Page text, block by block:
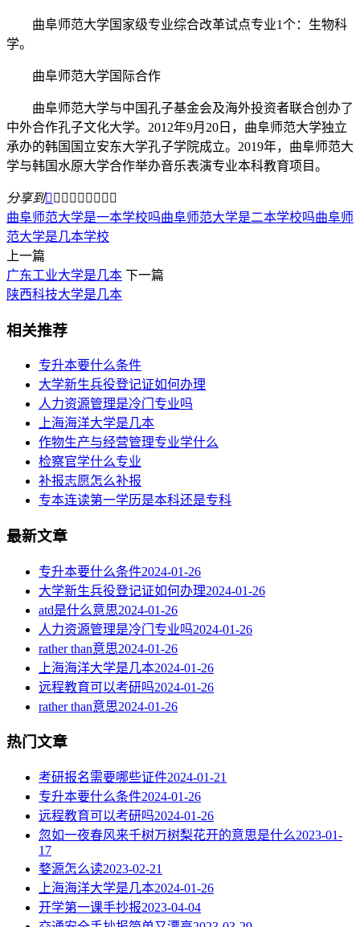
曲阜师范大学国家级专业综合改革试点专业1个：生物科
学。
曲阜师范大学国际合作
曲阜师范大学与中国孔子基金会及海外投资者联合创办了
中外合作孔子文化大学。2012年9月20日，曲阜师范大学独立
承办的韩国国立安东大学孔子学院成立。2019年，曲阜师范大
学与韩国水原大学合作举办音乐表演专业本科教育项目。
分享到        
曲阜师范大学是一本学校吗曲阜师范大学是二本学校吗曲阜师
范大学是几本学校
上一篇
广东工业大学是几本 下一篇
陕西科技大学是几本
相关推荐
专升本要什么条件
大学新生兵役登记证如何办理
人力资源管理是冷门专业吗
上海海洋大学是几本
作物生产与经营管理专业学什么
检察官学什么专业
补报志愿怎么补报
专本连读第一学历是本科还是专科
最新文章
专升本要什么条件2024-01-26
大学新生兵役登记证如何办理2024-01-26
atd是什么意思2024-01-26
人力资源管理是冷门专业吗2024-01-26
rather than意思2024-01-26
上海海洋大学是几本2024-01-26
远程教育可以考研吗2024-01-26
rather than意思2024-01-26
热门文章
考研报名需要哪些证件2024-01-21
专升本要什么条件2024-01-26
远程教育可以考研吗2024-01-26
忽如一夜春风来千树万树梨花开的意思是什么2023-01-
17
婺源怎么读2023-02-21
上海海洋大学是几本2024-01-26
开学第一课手抄报2023-04-04